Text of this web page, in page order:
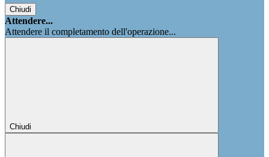
Chiudi
Attendere...
Attendere il completamento dell'operazione...
Chiudi